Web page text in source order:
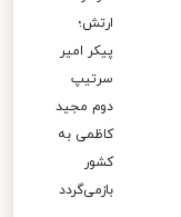
ارتش؛
پیکر امیر
سرتیپ
دوم مجید
کاظمی به
کشور
بازمی‌گردد